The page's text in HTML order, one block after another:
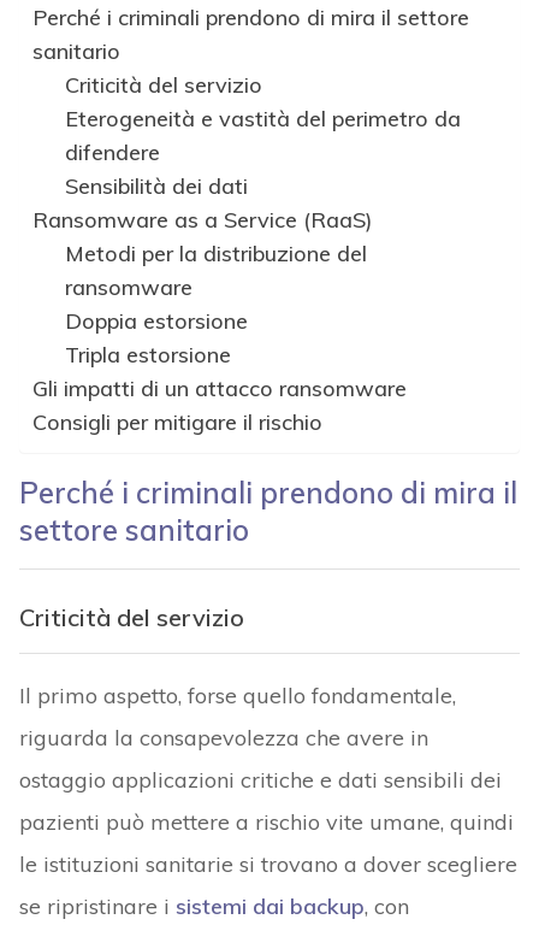
Perché i criminali prendono di mira il settore
sanitario
Criticità del servizio
Eterogeneità e vastità del perimetro da
difendere
Sensibilità dei dati
Ransomware as a Service (RaaS)
Metodi per la distribuzione del
ransomware
Doppia estorsione
Tripla estorsione
Gli impatti di un attacco ransomware
Consigli per mitigare il rischio
Perché i criminali prendono di mira il
settore sanitario
Criticità del servizio
Il primo aspetto, forse quello fondamentale,
riguarda la consapevolezza che avere in
ostaggio applicazioni critiche e dati sensibili dei
pazienti può mettere a rischio vite umane, quindi
le istituzioni sanitarie si trovano a dover scegliere
se ripristinare i sistemi dai backup, con